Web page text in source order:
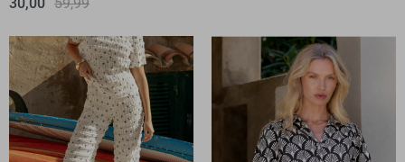
30,00 59,99